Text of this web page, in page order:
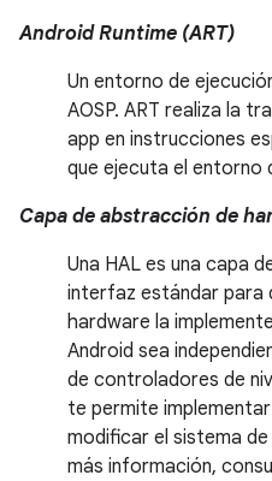
Android Runtime (ART)
Un entorno de
AOSP. ART realiza la
app en instrucciones
que ejecuta el entorno
Capa de abstracción de
Una HAL es una capa
interfaz estándar para
hardware la
Android sea
de controladores de
te permite
modificar el sistema
más información,